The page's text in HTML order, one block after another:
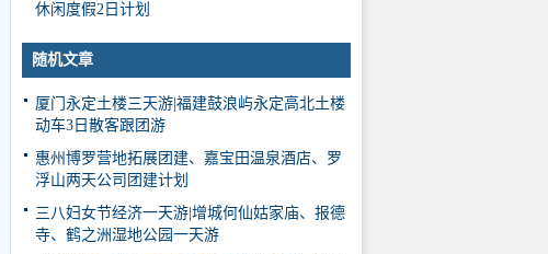
休闲度假2日计划
随机文章
厦门永定土楼三天游|福建鼓浪屿永定高北土楼
动车3日散客跟团游
惠州博罗营地拓展团建、嘉宝田温泉酒店、罗
浮山两天公司团建计划
三八妇女节经济一天游|增城何仙姑家庙、报德
寺、鹤之洲湿地公园一天游